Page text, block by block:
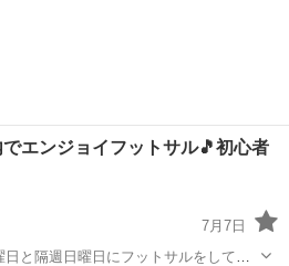
エンジョイフットサル🎵初心者
7月7日
と隔週日曜日にフットサルをしてま